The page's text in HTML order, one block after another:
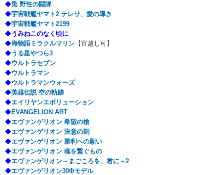
◆兎 野性の闘牌
◆宇宙戦艦ヤマト2 テレサ、愛の導き
◆宇宙戦艦ヤマト2199
◆うみねこのなく頃に
◆海物語ミラクルマリン 【宵越し可】
◆うる星やつら3
◆ウルトラセブン
◆ウルトラマン
◆ウルトラマンウォーズ
◆英雄伝説 空の軌跡
◆エイリヤンエボリューション
◆EVANGELION ART
◆エヴァンゲリオン 希望の槍
◆エヴァンゲリオン 決意の刻
◆エヴァンゲリオン 勝利への願い
◆エヴァンゲリオン 魂を繋ぐもの
◆エヴァンゲリオン～まごころを、君に～2
◆エヴァンゲリオン30Φモデル